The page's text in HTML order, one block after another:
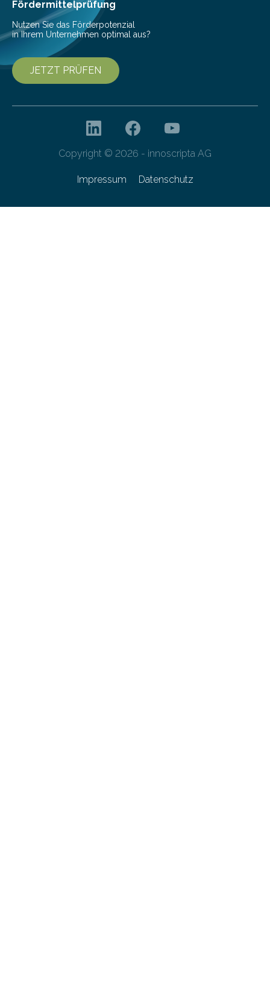
Fördermittelprüfung
Nutzen Sie das Förderpotenzial
in Ihrem Unternehmen optimal aus?
JETZT PRÜFEN
Copyright © 2026 - innoscripta AG
Impressum Datenschutz